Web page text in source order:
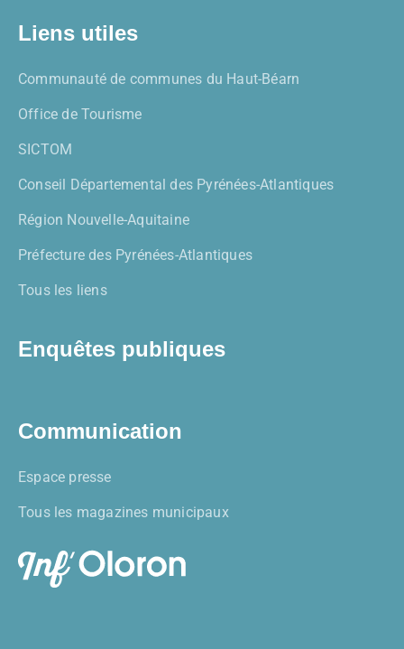
Liens utiles
Communauté de communes du Haut-Béarn
Office de Tourisme
SICTOM
Conseil Départemental des Pyrénées-Atlantiques
Région Nouvelle-Aquitaine
Préfecture des Pyrénées-Atlantiques
Tous les liens
Enquêtes publiques
Communication
Espace presse
Tous les magazines municipaux